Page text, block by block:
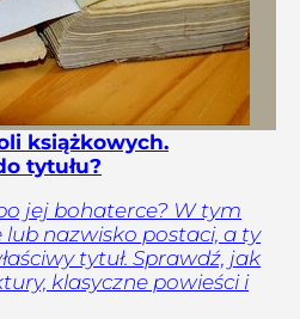
książkowych.
tytułu?
jej bohaterce? W tym
nazwisko postaci, a ty
tytuł. Sprawdź, jak
klasyczne powieści i